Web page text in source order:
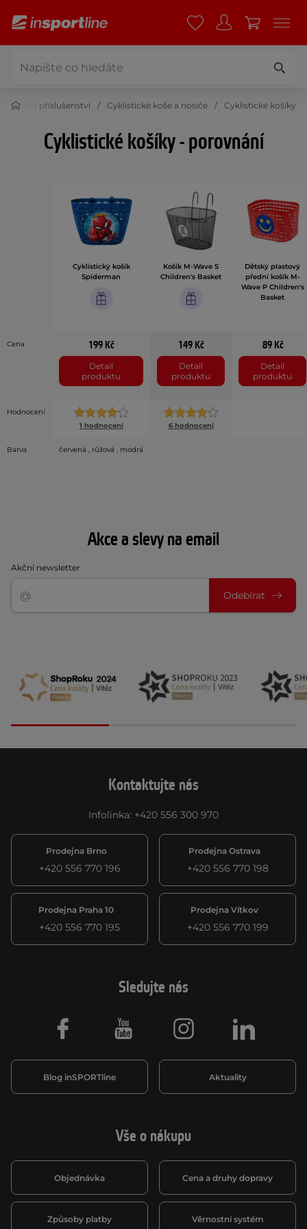
Cyklo příslušenství Cyklistické koše a nosiče Cyklistické košíky
Cyklistické košíky - porovnání
Cyklistický košík
Spiderman
Košík M-Wave S
Children's Basket
Dětský plastový
přední košík M-
Wave P Children's
Basket
Cena 199 Kč
Detail
produktu
149 Kč
Detail
produktu
89 Kč
Detail
produktu
Hodnocení
1 hodnocení
6 hodnocení
Barva červená , růžová , modrá
Akce a slevy na email
Akční newsletter
Odebírat
Kontaktujte nás
Infolinka: +420 556 300 970
Prodejna Brno
+420 556 770 196
Prodejna Ostrava
+420 556 770 198
Prodejna Praha 10
+420 556 770 195
Prodejna Vítkov
+420 556 770 199
Vše o nákupu
Objednávka Cena a druhy dopravy
Způsoby platby Věrnostní systém
Sledujte nás
Blog inSPORTline Aktuality
Facebook Youtube Instagram LinkedIn